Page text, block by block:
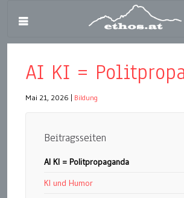
AI KI =
Mai 21, 2026 Bildung
Beitragsseiten
AI KI = Politpropaganda
KI und Humor